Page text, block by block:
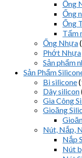
Ống
Ống
Ống
Tấm
Ống Nhựa
Phớt Nhựa
Sản phẩm
Sản Phẩm
Bi silicone
Dây silicon
Gia Công
Gioăng
Nút, Nắp,
Nắp
Nút